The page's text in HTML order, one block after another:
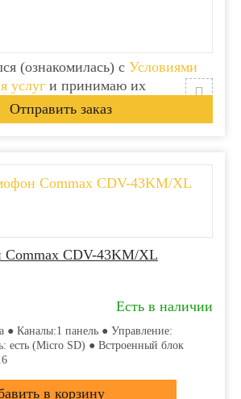
(ознакомилась) с Условиями
услуг и принимаю их
Commax CDV-43KM/XL
Есть в наличии
● Каналы:1 панель ● Управление:
есть (Micro SD) ● Встроенный блок